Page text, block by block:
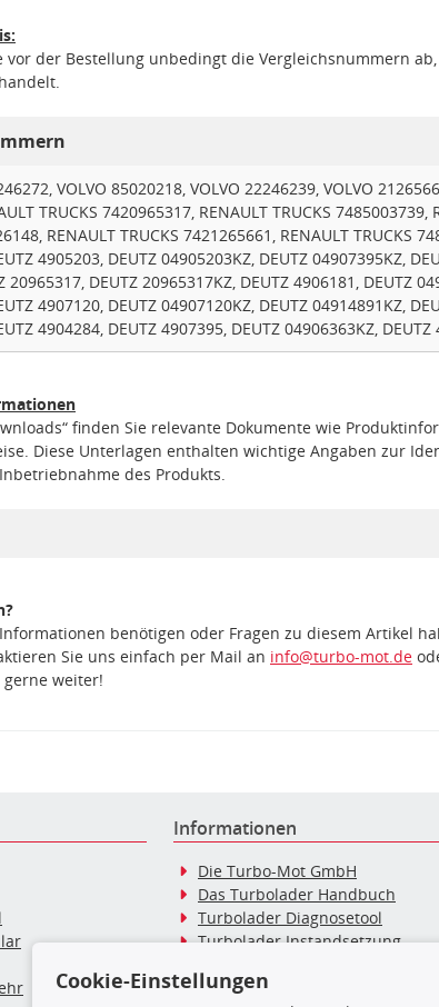
vor der Bestellung unbedingt die Vergleichsnummern
VOLVO 85020218, VOLVO 22246239, VOLVO
TRUCKS 7420965317, RENAULT TRUCKS 7485003739,
RENAULT TRUCKS 7421265661, RENAULT TRUCKS
4905203, DEUTZ 04905203KZ, DEUTZ 04907395KZ,
20965317, DEUTZ 20965317KZ, DEUTZ 4906181, DEUTZ
4907120, DEUTZ 04907120KZ, DEUTZ 04914891KZ,
4904284, DEUTZ 4907395, DEUTZ 04906363KZ, DEUTZ
finden Sie relevante Dokumente wie
Diese Unterlagen enthalten wichtige Angaben zur
des Produkts.
benötigen oder Fragen zu diesem Artikel
Sie uns einfach per Mail an info@turbo-mot.de
weiter!
Informationen
Die Turbo-Mot GmbH
Das Turbolader Handbuch
Turbolader Diagnosetool
Turbolader Instandsetzung
Blog: Werkstattinformationen
Cookie-Einstellungen